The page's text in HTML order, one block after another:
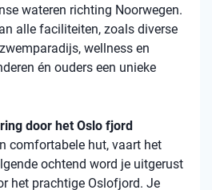
wateren richting Noorwegen.
alle faciliteiten, zoals diverse
wellness en
én ouders een unieke
door het Oslo fjord
comfortabele hut, vaart het
ochtend word je uitgerust
het prachtige Oslofjord. Je